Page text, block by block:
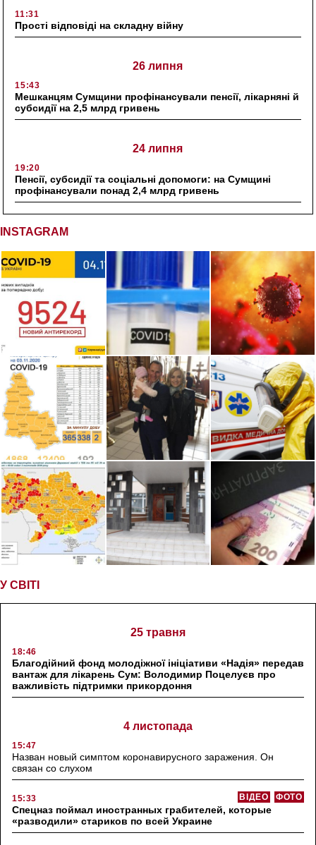
11:31
Прості відповіді на складну війну
26 липня
15:43
Мешканцям Сумщини профінансували пенсії, лікарняні й
субсидії на 2,5 млрд гривень
24 липня
19:20
Пенсії, субсидії та соціальні допомоги: на Сумщині
профінансували понад 2,4 млрд гривень
INSTAGRAM
У СВІТІ
25 травня
18:46
Благодійний фонд молодіжної ініціативи «Надія» передав
вантаж для лікарень Сум: Володимир Поцелуєв про
важливість підтримки прикордоння
4 листопада
15:47
Назван новый симптом коронавирусного заражения. Он
связан со слухом
15:33 ФОТО
ВІДЕО
Спецназ поймал иностранных грабителей, которые
«разводили» стариков по всей Украине